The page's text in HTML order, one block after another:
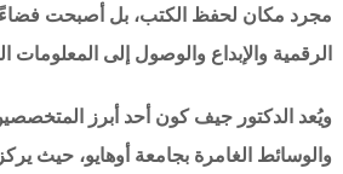
مجرد مكان لحفظ الكتب، بل أصبحت فضاءً
الرقمية والإبداع والوصول إلى المعلومات
ويُعد الدكتور جيف كون أحد أبرز
والوسائط الغامرة بجامعة أوهايو، حيث